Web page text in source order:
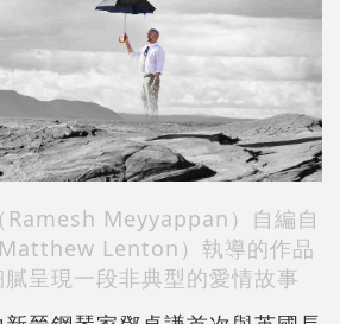
Ramesh Meyyappan）自編自
Lenton）執導的作品
膩呈現一段非典型的愛情故事